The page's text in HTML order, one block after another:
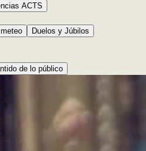
ACTS
Duelos y Júbilos
de lo público